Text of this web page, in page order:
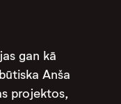
gan kā
Anša
projektos,